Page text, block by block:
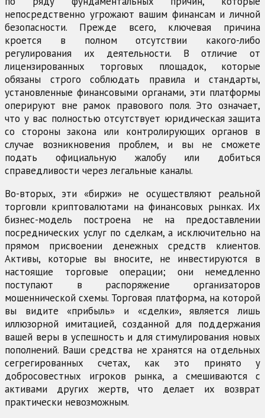
непосредственно угрожают вашим финансам и личной
безопасности. Прежде всего, ключевая причина
кроется в полном отсутствии какого-либо
регулирования их деятельности. В отличие от
лицензированных торговых площадок, которые
обязаны строго соблюдать правила и стандарты,
установленные финансовыми органами, эти платформы
оперируют вне рамок правового поля. Это означает,
что у вас полностью отсутствует юридическая защита
со стороны закона или контролирующих органов в
случае возникновения проблем, и вы не сможете
подать официальную жалобу или добиться
справедливости через легальные каналы.
Во-вторых, эти «биржи» не осуществляют реальной
торговли криптовалютами на финансовых рынках. Их
бизнес-модель построена не на предоставлении
посреднических услуг по сделкам, а исключительно на
прямом присвоении денежных средств клиентов.
Активы, которые вы вносите, не инвестируются в
настоящие торговые операции; они немедленно
поступают в распоряжение организаторов
мошеннической схемы. Торговая платформа, на которой
вы видите «прибыль» и «сделки», является лишь
иллюзорной имитацией, созданной для поддержания
вашей веры в успешность и для стимулирования новых
пополнений. Ваши средства не хранятся на отдельных
сегрегированных счетах, как это принято у
добросовестных игроков рынка, а смешиваются с
активами других жертв, что делает их возврат
практически невозможным.